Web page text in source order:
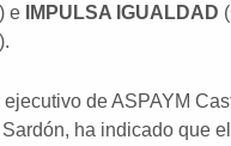
e
IMPULSA IGUALDAD
ejecutivo de ASPAYM
ha indicado que